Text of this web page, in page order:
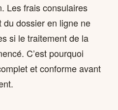
Les frais consulaires
dossier en ligne ne
si le traitement de la
C’est pourquoi
et conforme avant